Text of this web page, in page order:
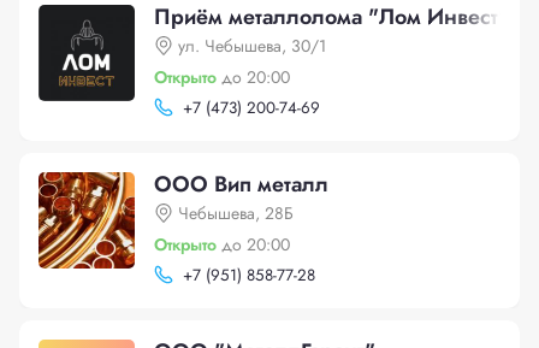
Приём металлолома "Лом Инвест"
ул. Чебышева, 30/1
Открыто до 20:00
+7 (473) 200-74-69
ООО Вип металл
Чебышева, 28Б
Открыто до 20:00
+7 (951) 858-77-28